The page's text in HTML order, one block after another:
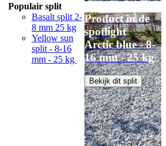
Populair split
Basalt split 2-
8 mm 25 kg
Yellow sun
split - 8-16
mm - 25 kg
Product in de
spotlight
Arctic blue - 8-
16 mm - 25 kg
Bekijk dit split